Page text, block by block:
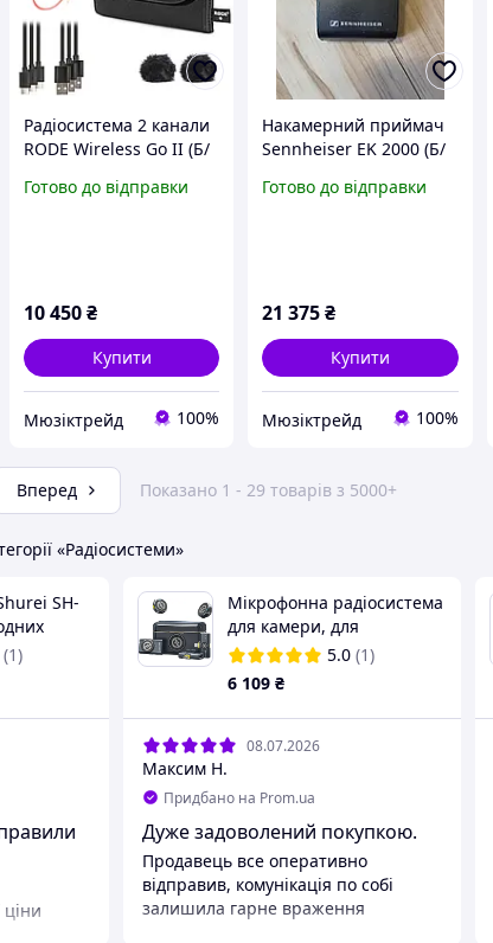
Радіосистема 2 канали
RODE Wireless Go II (Б/
Готово до відправки
10 450₴
Купити
Мюзіктрейд 100%
Накамерний приймач
Sennheiser EK 2000 (Б/
Готово до відправки
21 375₴
Купити
Мюзіктрейд 100%
Вперед Показано 1 - 29 товарів з 5000+
«Радіосистеми»
SH-
(1)
Мікрофонна радіосистема
для камери, для
смартфона Hollyland Lark
M2 Combo
5.0 (1)
6 109 ₴
08.07.2026
Максим Н.
Придбано на Prom.ua
Дуже задоволений покупкою.
Продавець все оперативно
відправив, комунікація по собі
залишила гарне враження